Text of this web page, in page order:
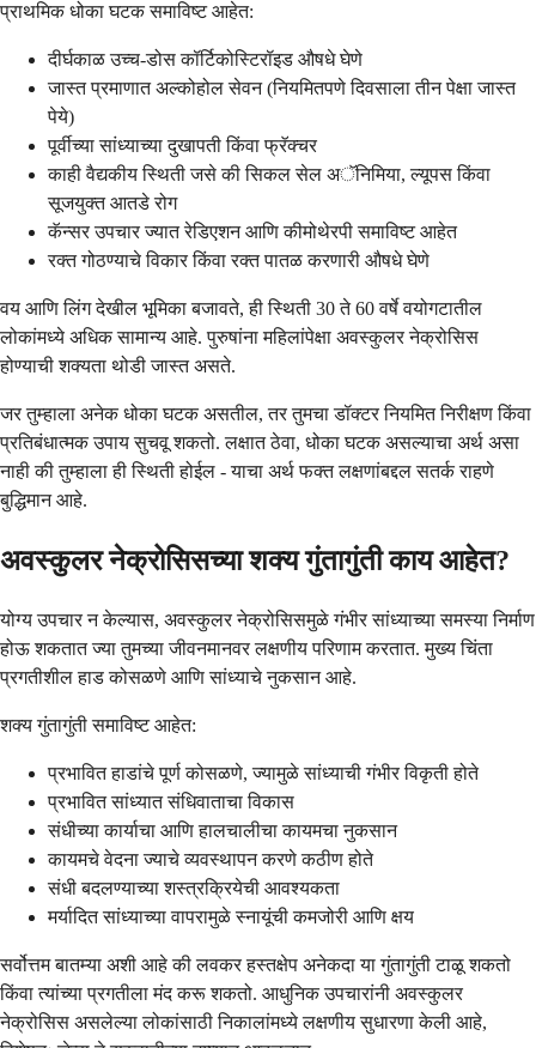
प्राथमिक धोका घटक समाविष्ट आहेत:
दीर्घकाळ उच्च-डोस कॉर्टिकोस्टिरॉइड औषधे घेणे
जास्त प्रमाणात अल्कोहोल सेवन (नियमितपणे दिवसाला तीन पेक्षा जास्त
पेये)
पूर्वीच्या सांध्याच्या दुखापती किंवा फ्रॅक्चर
काही वैद्यकीय स्थिती जसे की सिकल सेल अॅनिमिया, ल्यूपस किंवा
सूजयुक्त आतडे रोग
कॅन्सर उपचार ज्यात रेडिएशन आणि कीमोथेरपी समाविष्ट आहेत
रक्त गोठण्याचे विकार किंवा रक्त पातळ करणारी औषधे घेणे
वय आणि लिंग देखील भूमिका बजावते, ही स्थिती 30 ते 60 वर्षे वयोगटातील
लोकांमध्ये अधिक सामान्य आहे. पुरुषांना महिलांपेक्षा अवस्कुलर नेक्रोसिस
होण्याची शक्यता थोडी जास्त असते.
जर तुम्हाला अनेक धोका घटक असतील, तर तुमचा डॉक्टर नियमित निरीक्षण किंवा
प्रतिबंधात्मक उपाय सुचवू शकतो. लक्षात ठेवा, धोका घटक असल्याचा अर्थ असा
नाही की तुम्हाला ही स्थिती होईल - याचा अर्थ फक्त लक्षणांबद्दल सतर्क राहणे
बुद्धिमान आहे.
अवस्कुलर नेक्रोसिसच्या शक्य गुंतागुंती काय आहेत?
योग्य उपचार न केल्यास, अवस्कुलर नेक्रोसिसमुळे गंभीर सांध्याच्या समस्या निर्माण
होऊ शकतात ज्या तुमच्या जीवनमानवर लक्षणीय परिणाम करतात. मुख्य चिंता
प्रगतीशील हाड कोसळणे आणि सांध्याचे नुकसान आहे.
शक्य गुंतागुंती समाविष्ट आहेत:
प्रभावित हाडांचे पूर्ण कोसळणे, ज्यामुळे सांध्याची गंभीर विकृती होते
प्रभावित सांध्यात संधिवाताचा विकास
संधीच्या कार्याचा आणि हालचालीचा कायमचा नुकसान
कायमचे वेदना ज्याचे व्यवस्थापन करणे कठीण होते
संधी बदलण्याच्या शस्त्रक्रियेची आवश्यकता
मर्यादित सांध्याच्या वापरामुळे स्नायूंची कमजोरी आणि क्षय
सर्वोत्तम बातम्या अशी आहे की लवकर हस्तक्षेप अनेकदा या गुंतागुंती टाळू शकतो
किंवा त्यांच्या प्रगतीला मंद करू शकतो. आधुनिक उपचारांनी अवस्कुलर
नेक्रोसिस असलेल्या लोकांसाठी निकालांमध्ये लक्षणीय सुधारणा केली आहे,